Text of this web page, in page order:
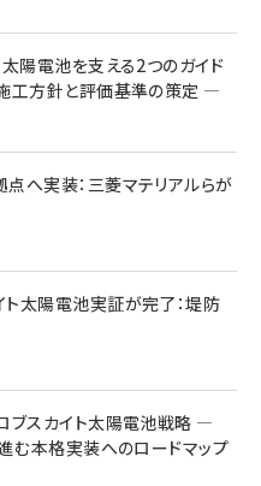
陽電池を支える2つのガイド
工方針と評価基準の策定 ―
へ実装：三菱マテリアルらが
ト太陽電池実証が完了：堤防
ブスカイト太陽電池戦略 ―
む本格実装へのロードマップ